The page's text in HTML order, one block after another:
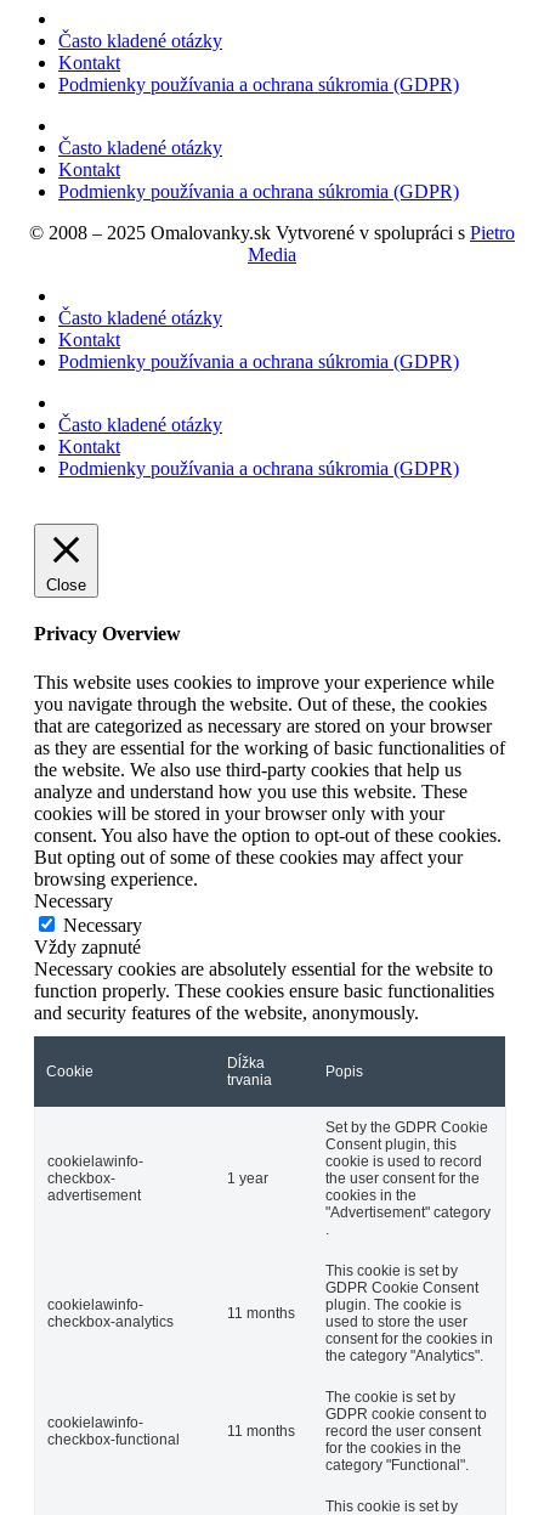
Často kladené otázky
Kontakt
Podmienky používania a ochrana súkromia (GDPR)
Často kladené otázky
Kontakt
Podmienky používania a ochrana súkromia (GDPR)
© 2008 – 2025 Omalovanky.sk Vytvorené v spolupráci s Pietro
Media
Často kladené otázky
Kontakt
Podmienky používania a ochrana súkromia (GDPR)
Často kladené otázky
Kontakt
Podmienky používania a ochrana súkromia (GDPR)
Close
Privacy Overview
This website uses cookies to improve your experience while
you navigate through the website. Out of these, the cookies
that are categorized as necessary are stored on your browser
as they are essential for the working of basic functionalities of
the website. We also use third-party cookies that help us
analyze and understand how you use this website. These
cookies will be stored in your browser only with your
consent. You also have the option to opt-out of these cookies.
But opting out of some of these cookies may affect your
browsing experience.
Necessary
Necessary
Vždy zapnuté
Necessary cookies are absolutely essential for the website to
function properly. These cookies ensure basic functionalities
and security features of the website, anonymously.
Cookie
Dĺžka
trvania
Popis
cookielawinfo-
checkbox-
advertisement
1 year
Set by the GDPR Cookie
Consent plugin, this
cookie is used to record
the user consent for the
cookies in the
"Advertisement" category
cookielawinfo-
checkbox-analytics
11 months
This cookie is set by
GDPR Cookie Consent
plugin. The cookie is
used to store the user
consent for the cookies in
the category "Analytics".
cookielawinfo-
checkbox-functional
11 months
The cookie is set by
GDPR cookie consent to
record the user consent
for the cookies in the
category "Functional".
This cookie is set by